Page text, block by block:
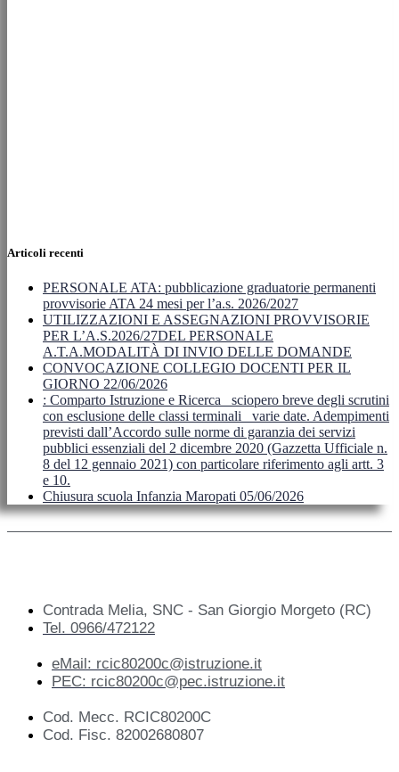
Articoli recenti
PERSONALE ATA: pubblicazione graduatorie permanenti
provvisorie ATA 24 mesi per l’a.s. 2026/2027
UTILIZZAZIONI E ASSEGNAZIONI PROVVISORIE
PER L’A.S.2026/27DEL PERSONALE
A.T.A.MODALITÀ DI INVIO DELLE DOMANDE
CONVOCAZIONE COLLEGIO DOCENTI PER IL
GIORNO 22/06/2026
: Comparto Istruzione e Ricerca_ sciopero breve degli scrutini
con esclusione delle classi terminali_ varie date. Adempimenti
previsti dall’Accordo sulle norme di garanzia dei servizi
pubblici essenziali del 2 dicembre 2020 (Gazzetta Ufficiale n.
8 del 12 gennaio 2021) con particolare riferimento agli artt. 3
e 10.
Chiusura scuola Infanzia Maropati 05/06/2026
Contrada Melia, SNC - San Giorgio Morgeto (RC)
Tel. 0966/472122
eMail: rcic80200c@istruzione.it
PEC: rcic80200c@pec.istruzione.it
Cod. Mecc. RCIC80200C
Cod. Fisc. 82002680807